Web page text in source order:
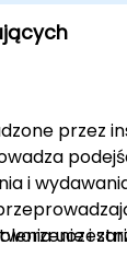
i
przez
i
i